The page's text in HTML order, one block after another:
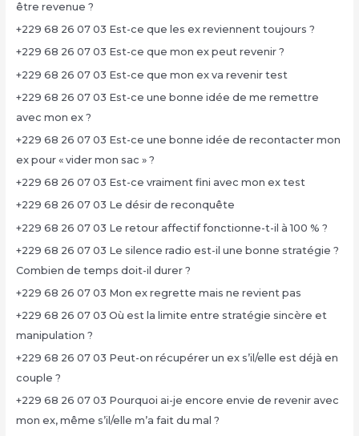
être revenue ?
+229 68 26 07 03 Est-ce que les ex reviennent toujours ?
+229 68 26 07 03 Est-ce que mon ex peut revenir ?
+229 68 26 07 03 Est-ce que mon ex va revenir test
+229 68 26 07 03 Est-ce une bonne idée de me remettre
avec mon ex ?
+229 68 26 07 03 Est-ce une bonne idée de recontacter mon
ex pour « vider mon sac » ?
+229 68 26 07 03 Est-ce vraiment fini avec mon ex test
+229 68 26 07 03 Le désir de reconquête
+229 68 26 07 03 Le retour affectif fonctionne-t-il à 100 % ?
+229 68 26 07 03 Le silence radio est-il une bonne stratégie ?
Combien de temps doit-il durer ?
+229 68 26 07 03 Mon ex regrette mais ne revient pas
+229 68 26 07 03 Où est la limite entre stratégie sincère et
manipulation ?
+229 68 26 07 03 Peut-on récupérer un ex s’il/elle est déjà en
couple ?
+229 68 26 07 03 Pourquoi ai-je encore envie de revenir avec
mon ex, même s’il/elle m’a fait du mal ?